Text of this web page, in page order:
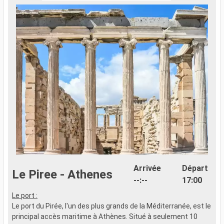
Le Piree - Athenes
Arrivée
--:--
Départ
17:00
Le port :
Le port du Pirée, l'un des plus grands de la Méditerranée, est le
principal accès maritime à Athènes. Situé à seulement 10